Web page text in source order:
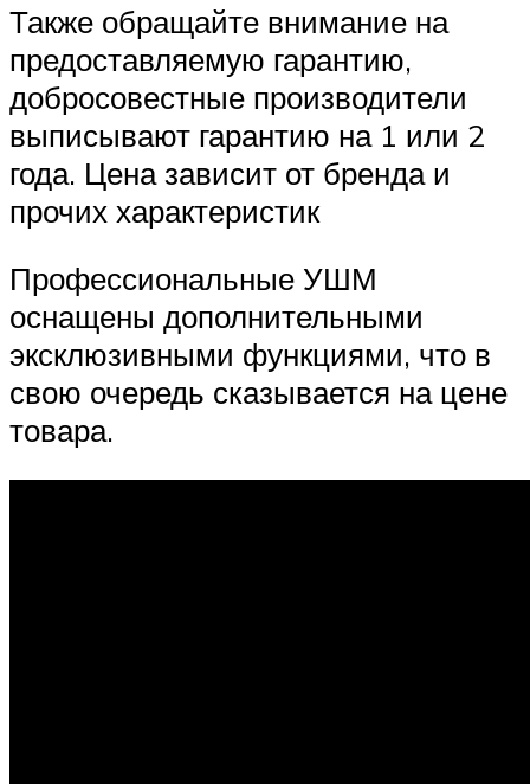
Также обращайте внимание на
предоставляемую гарантию,
добросовестные производители
выписывают гарантию на 1 или 2
года. Цена зависит от бренда и
прочих характеристик
Профессиональные УШМ
оснащены дополнительными
эксклюзивными функциями, что в
свою очередь сказывается на цене
товара.